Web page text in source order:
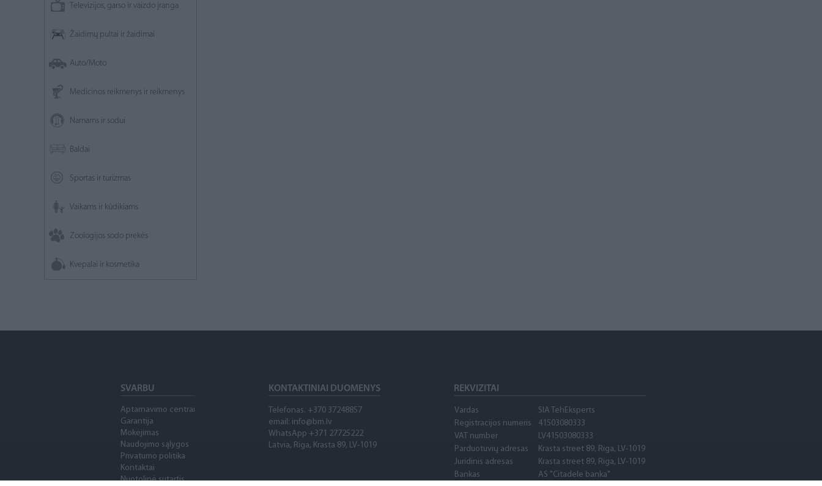
Televizijos, garso ir vaizdo įranga
Žaidimų pultai ir žaidimai
Auto/Moto
Medicinos reikmenys ir reikmenys
Namams ir sodui
Baldai
Sportas ir turizmas
Vaikams ir kūdikiams
Zoologijos sodo prekės
Kvepalai ir kosmetika
SVARBU
Aptarnavimo centrai
Garantija
Mokėjimas
Naudojimo sąlygos
Privatumo politika
Kontaktai
Nuotolinė sutartis
KONTAKTINIAI DUOMENYS
Telefonas. +370 37248857
email: info@bm.lv
WhatsApp +371 27725222
Latvia, Riga, Krasta 89, LV-1019
REKVIZITAI
Vardas
SIA TehEksperts
Registracijos numeris
41503080333
VAT number
LV41503080333
Parduotuvių adresas
Krasta street 89, Riga, LV-1019
Juridinis adresas
Krasta street 89, Riga, LV-1019
Bankas
AS "Citadele banka"